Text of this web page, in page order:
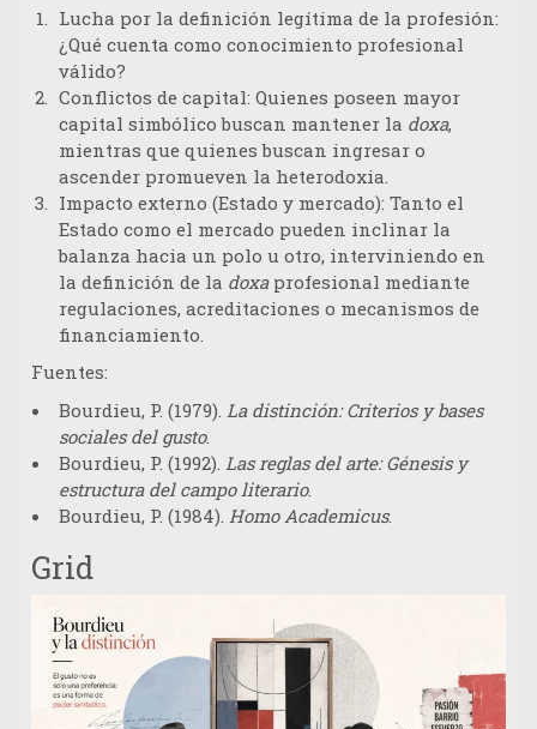
Lucha por la definición legítima de la profesión:
¿Qué cuenta como conocimiento profesional
válido?
Conflictos de capital: Quienes poseen mayor
capital simbólico buscan mantener la doxa,
mientras que quienes buscan ingresar o
ascender promueven la heterodoxia.
Impacto externo (Estado y mercado): Tanto el
Estado como el mercado pueden inclinar la
balanza hacia un polo u otro, interviniendo en
la definición de la doxaprofesional mediante
regulaciones, acreditaciones o mecanismos de
financiamiento.
Fuentes:
Bourdieu, P. (1979). La distinción: Criterios y bases
sociales del gusto.
Bourdieu, P. (1992). Las reglas del arte: Génesis y
estructura del campo literario.
Bourdieu, P. (1984). Homo Academicus.
Grid